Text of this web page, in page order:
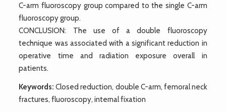
C-arm fluoroscopy group compared to the single C-arm
fluoroscopy group.
CONCLUSION: The use of a double fluoroscopy
technique was associated with a significant reduction in
operative time and radiation exposure overall in
patients.
Keywords: Closed reduction, double C-arm, femoral neck
fractures, fluoroscopy, internal fixation